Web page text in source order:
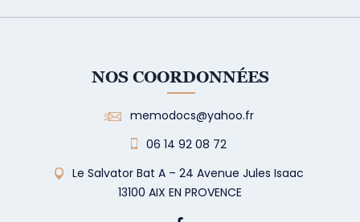
NOS COORDONNÉES
memodocs@yahoo.fr
06 14 92 08 72
Le Salvator Bat A – 24 Avenue Jules Isaac
13100 AIX EN PROVENCE